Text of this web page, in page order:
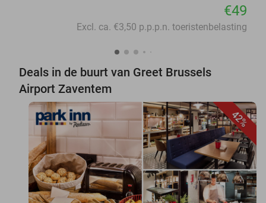
€49
Excl. ca. €3,50 p.p.p.n. toeristenbelasting
Deals in de buurt van Greet Brussels
Airport Zaventem
42%